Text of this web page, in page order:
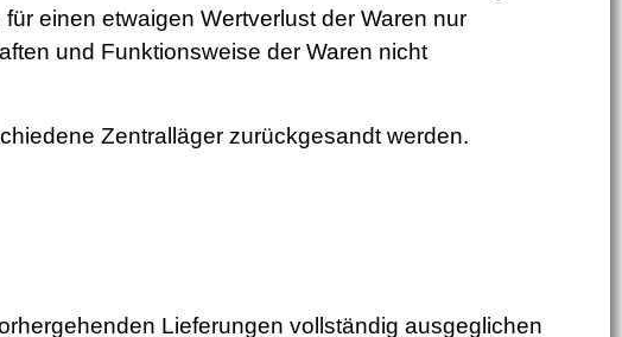
einen etwaigen Wertverlust der Waren nur
und Funktionsweise der Waren nicht
Zentralläger zurückgesandt werden.
Lieferungen vollständig ausgeglichen